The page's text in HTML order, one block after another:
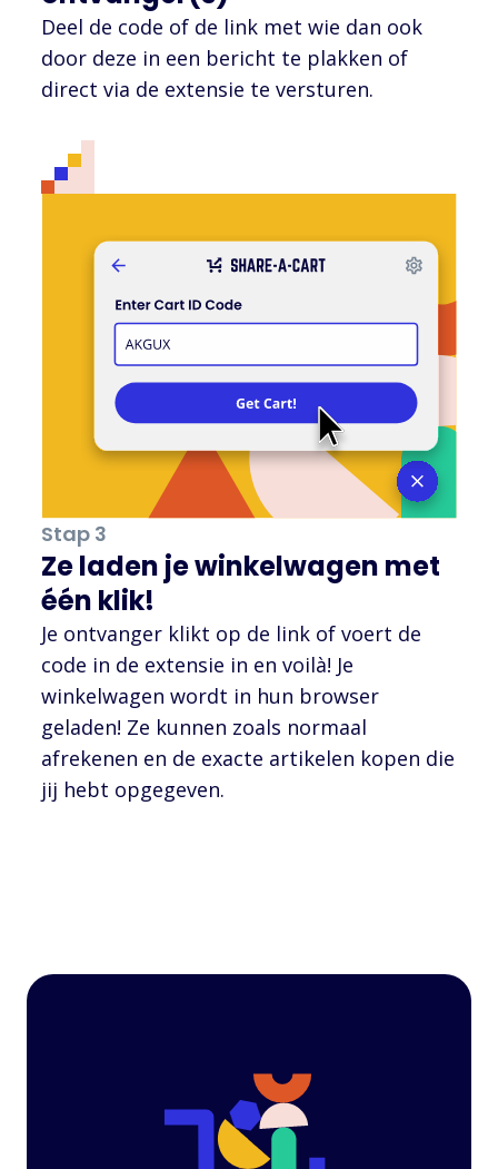
Deel de code of de link met wie dan ook
door deze in een bericht te plakken of
direct via de extensie te versturen.
Stap 3
Ze laden je winkelwagen met
één klik!
Je ontvanger klikt op de link of voert de
code in de extensie in en voilà! Je
winkelwagen wordt in hun browser
geladen! Ze kunnen zoals normaal
afrekenen en de exacte artikelen kopen die
jij hebt opgegeven.